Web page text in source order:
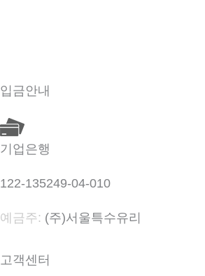
입금안내
기업은행
122-135249-04-010
예금주: (주)서울특수유리
고객센터